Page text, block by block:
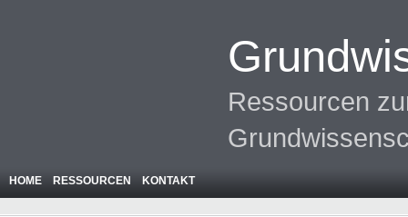
Ressourcen
HOME RESSOURCEN KONTAKT